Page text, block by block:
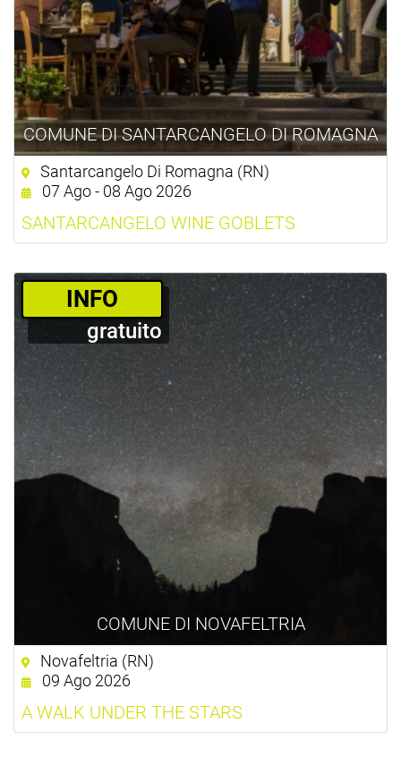
COMUNE DI SANTARCANGELO DI ROMAGNA
Santarcangelo Di Romagna (RN)
07 Ago - 08 Ago 2026
SANTARCANGELO WINE GOBLETS
COMUNE DI NOVAFELTRIA
­INFO
gratuito
Novafeltria (RN)
09 Ago 2026
A WALK UNDER THE STARS